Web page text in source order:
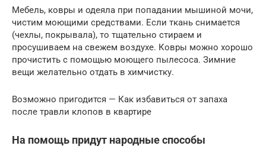
Мебель, ковры и одеяла при попадании мышиной мочи,
чистим моющими средствами. Если ткань снимается
(чехлы, покрывала), то тщательно стираем и
просушиваем на свежем воздухе. Ковры можно хорошо
прочистить с помощью моющего пылесоса. Зимние
вещи желательно отдать в химчистку.
Возможно пригодится — Как избавиться от запаха
после травли клопов в квартире
На помощь придут народные способы